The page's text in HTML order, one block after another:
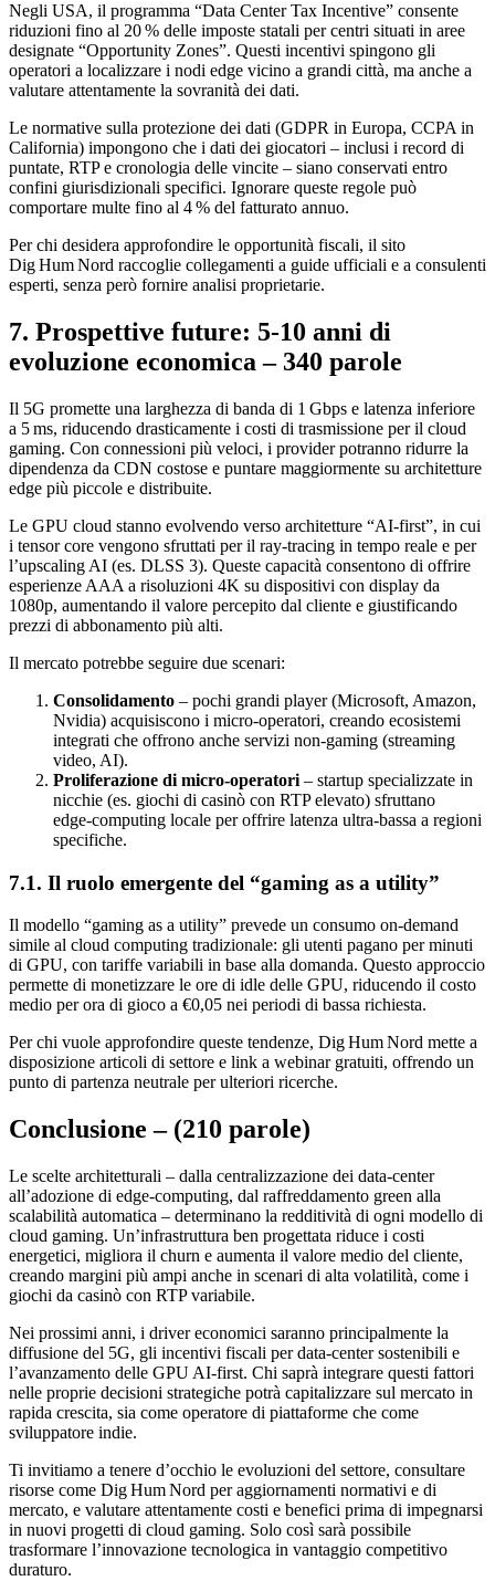
Negli USA, il programma “Data Center Tax Incentive” consente
riduzioni fino al 20 % delle imposte statali per centri situati in aree
designate “Opportunity Zones”. Questi incentivi spingono gli
operatori a localizzare i nodi edge vicino a grandi città, ma anche a
valutare attentamente la sovranità dei dati.
Le normative sulla protezione dei dati (GDPR in Europa, CCPA in
California) impongono che i dati dei giocatori – inclusi i record di
puntate, RTP e cronologia delle vincite – siano conservati entro
confini giurisdizionali specifici. Ignorare queste regole può
comportare multe fino al 4 % del fatturato annuo.
Per chi desidera approfondire le opportunità fiscali, il sito
Dig Hum Nord raccoglie collegamenti a guide ufficiali e a consulenti
esperti, senza però fornire analisi proprietarie.
7. Prospettive future: 5‑10 anni di
evoluzione economica – 340 parole
Il 5G promette una larghezza di banda di 1 Gbps e latenza inferiore
a 5 ms, riducendo drasticamente i costi di trasmissione per il cloud
gaming. Con connessioni più veloci, i provider potranno ridurre la
dipendenza da CDN costose e puntare maggiormente su architetture
edge più piccole e distribuite.
Le GPU cloud stanno evolvendo verso architetture “AI‑first”, in cui
i tensor core vengono sfruttati per il ray‑tracing in tempo reale e per
l’upscaling AI (es. DLSS 3). Queste capacità consentono di offrire
esperienze AAA a risoluzioni 4K su dispositivi con display da
1080p, aumentando il valore percepito dal cliente e giustificando
prezzi di abbonamento più alti.
Il mercato potrebbe seguire due scenari:
Consolidamento – pochi grandi player (Microsoft, Amazon,
Nvidia) acquisiscono i micro‑operatori, creando ecosistemi
integrati che offrono anche servizi non‑gaming (streaming
video, AI).
Proliferazione di micro‑operatori – startup specializzate in
nicchie (es. giochi di casinò con RTP elevato) sfruttano
edge‑computing locale per offrire latenza ultra‑bassa a regioni
specifiche.
7.1. Il ruolo emergente del “gaming as a utility”
Il modello “gaming as a utility” prevede un consumo on‑demand
simile al cloud computing tradizionale: gli utenti pagano per minuti
di GPU, con tariffe variabili in base alla domanda. Questo approccio
permette di monetizzare le ore di idle delle GPU, riducendo il costo
medio per ora di gioco a €0,05 nei periodi di bassa richiesta.
Per chi vuole approfondire queste tendenze, Dig Hum Nord mette a
disposizione articoli di settore e link a webinar gratuiti, offrendo un
punto di partenza neutrale per ulteriori ricerche.
Conclusione – (210 parole)
Le scelte architetturali – dalla centralizzazione dei data‑center
all’adozione di edge‑computing, dal raffreddamento green alla
scalabilità automatica – determinano la redditività di ogni modello di
cloud gaming. Un’infrastruttura ben progettata riduce i costi
energetici, migliora il churn e aumenta il valore medio del cliente,
creando margini più ampi anche in scenari di alta volatilità, come i
giochi da casinò con RTP variabile.
Nei prossimi anni, i driver economici saranno principalmente la
diffusione del 5G, gli incentivi fiscali per data‑center sostenibili e
l’avanzamento delle GPU AI‑first. Chi saprà integrare questi fattori
nelle proprie decisioni strategiche potrà capitalizzare sul mercato in
rapida crescita, sia come operatore di piattaforme che come
sviluppatore indie.
Ti invitiamo a tenere d’occhio le evoluzioni del settore, consultare
risorse come Dig Hum Nord per aggiornamenti normativi e di
mercato, e valutare attentamente costi e benefici prima di impegnarsi
in nuovi progetti di cloud gaming. Solo così sarà possibile
trasformare l’innovazione tecnologica in vantaggio competitivo
duraturo.